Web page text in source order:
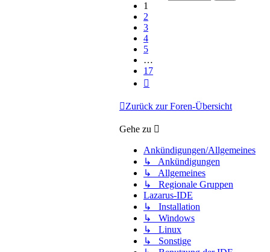
1
2
3
4
5
…
17
Zurück zur Foren-Übersicht
Gehe zu
Ankündigungen/Allgemeines
↳ Ankündigungen
↳ Allgemeines
↳ Regionale Gruppen
Lazarus-IDE
↳ Installation
↳ Windows
↳ Linux
↳ Sonstige